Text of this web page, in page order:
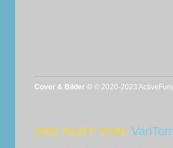
Cover & Bilder © © 2020-2023
DAS FAZIT VON: